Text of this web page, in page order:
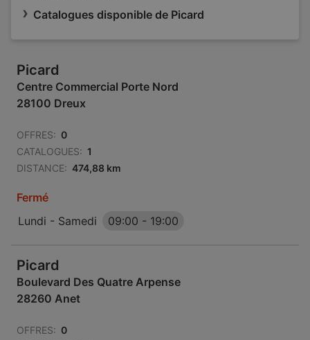
Catalogues disponible de Picard
Picard
Centre Commercial Porte Nord
28100 Dreux
OFFRES: 0
CATALOGUES: 1
DISTANCE: 474,88 km
Fermé
Lundi - Samedi
09:00 - 19:00
Picard
Boulevard Des Quatre Arpense
28260 Anet
OFFRES: 0